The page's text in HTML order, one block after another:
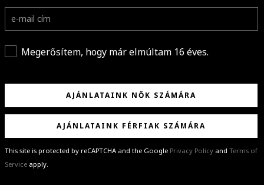
Megerősítem, hogy már elmúltam 16 éves.
AJÁNLATAINK NŐK SZÁMÁRA
AJÁNLATAINK FÉRFIAK SZÁMÁRA
This site is protected by reCAPTCHA and the Google Privacy Policy and Terms of
Service apply.